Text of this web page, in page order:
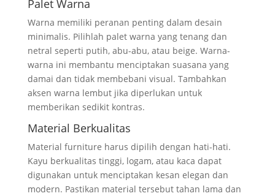
Palet Warna
Warna memiliki peranan penting dalam desain
minimalis. Pilihlah palet warna yang tenang dan
netral seperti putih, abu-abu, atau beige. Warna-
warna ini membantu menciptakan suasana yang
damai dan tidak membebani visual. Tambahkan
aksen warna lembut jika diperlukan untuk
memberikan sedikit kontras.
Material Berkualitas
Material furniture harus dipilih dengan hati-hati.
Kayu berkualitas tinggi, logam, atau kaca dapat
digunakan untuk menciptakan kesan elegan dan
modern. Pastikan material tersebut tahan lama dan